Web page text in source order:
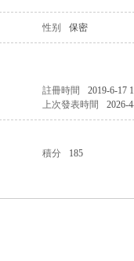
性别 保密
註冊時間
2019-6-17
上次發表時間 2026-
積分
185